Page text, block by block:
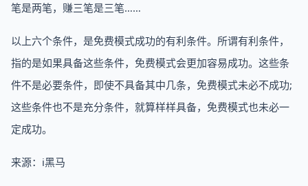
笔是两笔，赚三笔是三笔……
以上六个条件，是免费模式成功的有利条件。所谓有利条件，
指的是如果具备这些条件，免费模式会更加容易成功。这些条
件不是必要条件，即使不具备其中几条，免费模式未必不成功;
这些条件也不是充分条件，就算样样具备，免费模式也未必一
定成功。
来源：i黑马